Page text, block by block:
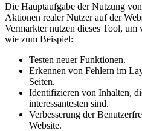
Die Hauptaufgabe der Nutzung
Aktionen realer Nutzer auf der
Vermarkter nutzen dieses Tool, um
wie zum Beispiel:
Testen neuer Funktionen.
Erkennen von Fehlern im
Seiten.
Identifizieren von Inhalten,
interessantesten sind.
Verbesserung der
Website.